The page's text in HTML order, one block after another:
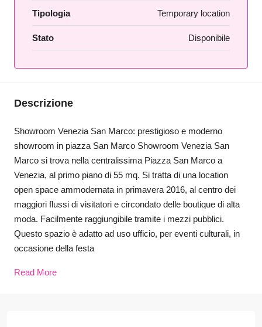
Tipologia Temporary location
Stato Disponibile
Descrizione
Showroom Venezia San Marco: prestigioso e moderno
showroom in piazza San Marco Showroom Venezia San
Marco si trova nella centralissima Piazza San Marco a
Venezia, al primo piano di 55 mq. Si tratta di una location
open space ammodernata in primavera 2016, al centro dei
maggiori flussi di visitatori e circondato delle boutique di alta
moda. Facilmente raggiungibile tramite i mezzi pubblici.
Questo spazio è adatto ad uso ufficio, per eventi culturali, in
occasione della festa
Read More